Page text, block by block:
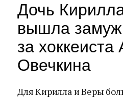
Дочь
вышла замуж
за
Овечкина
Для Кирилла и Веры